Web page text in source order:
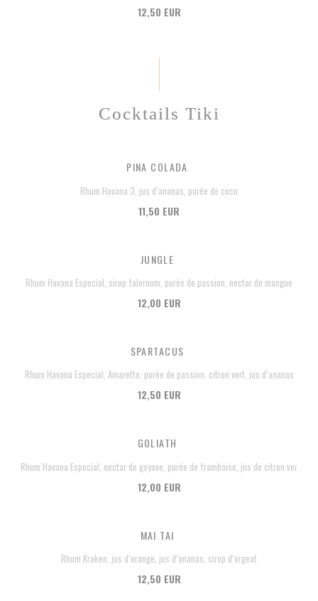
12,50 EUR
Cocktails Tiki
PINA COLADA
Rhum Havana 3, jus d’ananas, purée de coco
11,50 EUR
JUNGLE
Rhum Havana Especial, sirop falernum, purée de passion, nectar de mangue
12,00 EUR
SPARTACUS
Rhum Havana Especial, Amaretto, purée de passion, citron vert, jus d’ananas
12,50 EUR
GOLIATH
Rhum Havana Especial, nectar de goyave, purée de framboise, jus de citron ver
12,00 EUR
MAI TAI
Rhum Kraken, jus d’orange, jus d’ananas, sirop d’orgeat
12,50 EUR